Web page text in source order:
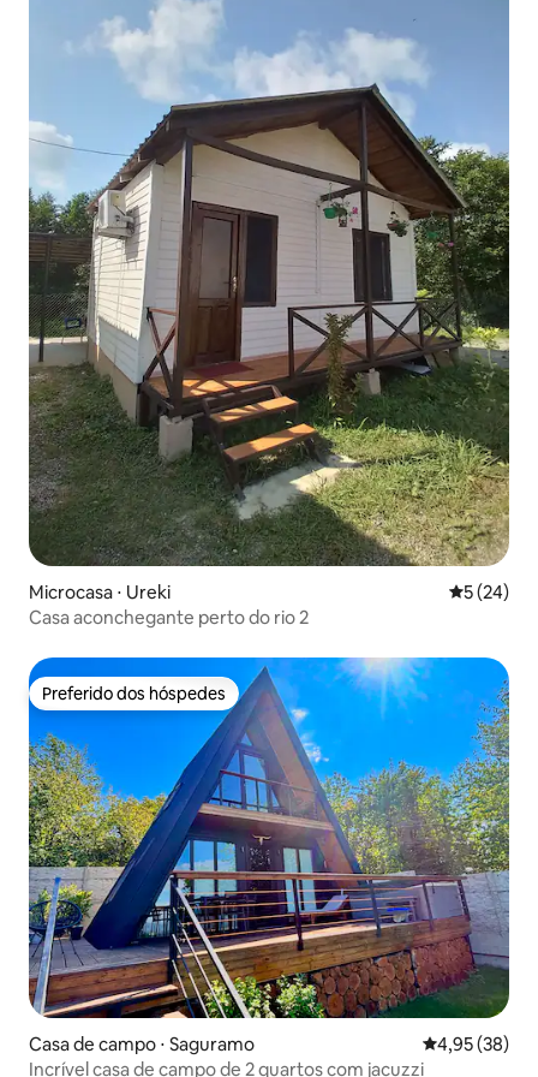
Microcasa ⋅ Ureki 5 de uma
5 (24)
Casa aconchegante perto do rio 2
Preferido dos hóspedes
Preferido dos hóspedes
Casa de campo ⋅ Saguramo 4,95 de uma
4,95 (38)
Incrível casa de campo de 2 quartos com jacuzzi